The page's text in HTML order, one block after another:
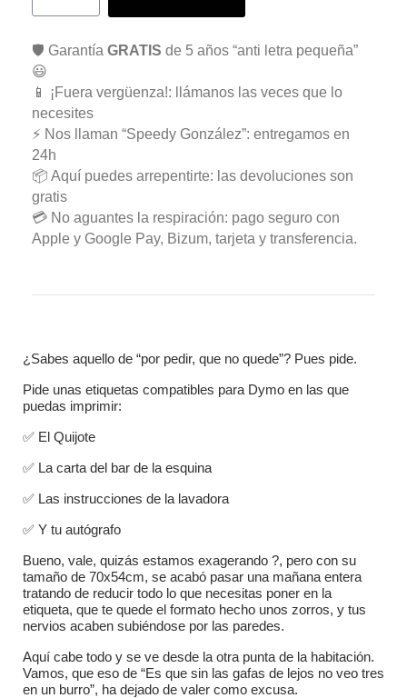
🛡️ Garantía GRATIS de 5 años “anti letra pequeña”
😃
📱 ¡Fuera vergüenza!: llámanos las veces que lo
necesites
⚡ Nos llaman “Speedy González”: entregamos en
24h
📦 Aquí puedes arrepentirte: las devoluciones son
gratis
💳 No aguantes la respiración: pago seguro con
Apple y Google Pay, Bizum, tarjeta y transferencia.
¿Sabes aquello de “por pedir, que no quede”? Pues pide.
Pide unas etiquetas compatibles para Dymo en las que
puedas imprimir:
✅ El Quijote
✅ La carta del bar de la esquina
✅ Las instrucciones de la lavadora
✅ Y tu autógrafo
Bueno, vale, quizás estamos exagerando ?, pero con su
tamaño de 70x54cm, se acabó pasar una mañana entera
tratando de reducir todo lo que necesitas poner en la
etiqueta, que te quede el formato hecho unos zorros, y tus
nervios acaben subiéndose por las paredes.
Aquí cabe todo y se ve desde la otra punta de la habitación.
Vamos, que eso de “Es que sin las gafas de lejos no veo tres
en un burro”, ha dejado de valer como excusa.